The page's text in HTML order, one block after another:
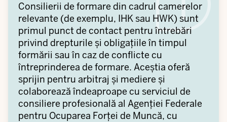
Consilierii de formare din cadrul camerelor
relevante (de exemplu, IHK sau HWK) sunt
primul punct de contact pentru întrebări
privind drepturile și obligațiile în timpul
formării sau în caz de conflicte cu
întreprinderea de formare. Aceștia oferă
sprijin pentru arbitraj și mediere și
colaborează îndeaproape cu serviciul de
consiliere profesională al Agenției Federale
pentru Ocuparea Forței de Muncă, cu